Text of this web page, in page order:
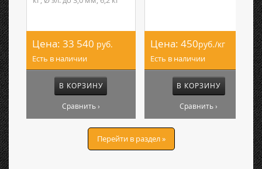
Цена: 33 540 руб.
Есть в наличии
В КОРЗИНУ
Сравнить ›
Цена: 450руб./кг
Есть в наличии
В КОРЗИНУ
Сравнить ›
Перейти в раздел »